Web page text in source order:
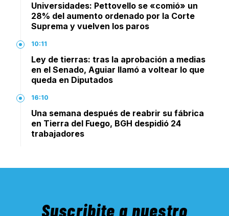
Universidades: Pettovello se «comió» un
28% del aumento ordenado por la Corte
Suprema y vuelven los paros
10:11
Ley de tierras: tras la aprobación a medias
en el Senado, Aguiar llamó a voltear lo que
queda en Diputados
16:10
Una semana después de reabrir su fábrica
en Tierra del Fuego, BGH despidió 24
trabajadores
Suscribite a nuestro